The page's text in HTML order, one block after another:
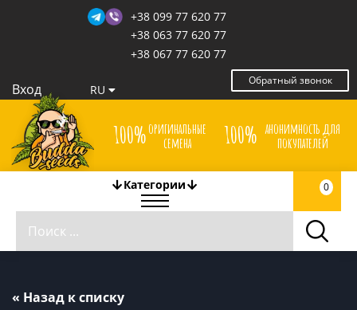
+38 099 77 620 77
+38 063 77 620 77
+38 067 77 620 77
Обратный звонок
Вход RU
100%оригинальные
семена
100% анонимность для
покупателей
Категории 0
« Назад к списку